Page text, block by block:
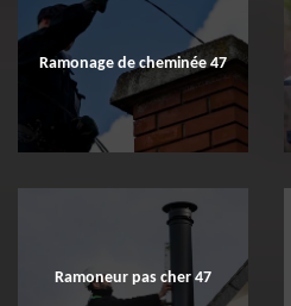
Ramonage de cheminée 47
Ramoneur pas cher 47